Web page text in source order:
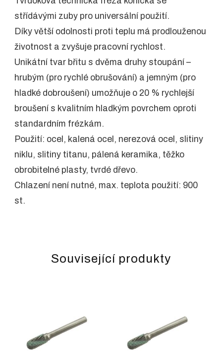
střídávými zuby pro universální použití.
Díky větší odolnosti proti teplu má prodlouženou
životnost a zvyšuje pracovní rychlost.
Unikátní tvar břitu s dvěma druhy stoupání –
hrubým (pro rychlé obrušování) a jemným (pro
hladké dobroušení) umožňuje o 20 % rychlejší
broušení s kvalitním hladkým povrchem oproti
standardním frézkám.
Použití: ocel, kalená ocel, nerezová ocel, slitiny
niklu, slitiny titanu, pálená keramika, těžko
obrobitelné plasty, tvrdé dřevo.
Chlazení není nutné, max. teplota použití: 900
st.
Související produkty